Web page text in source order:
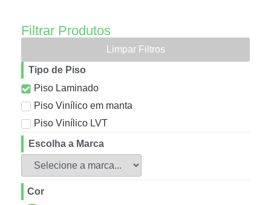
Filtrar Produtos
Limpar Filtros
Tipo de Piso
Piso Laminado
Piso Vinílico em manta
Piso Vinílico LVT
Escolha a Marca
Cor